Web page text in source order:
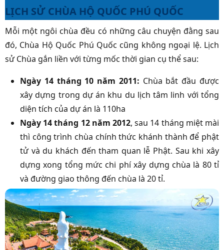
LỊCH SỬ CHÙA HỘ QUỐC PHÚ QUỐC
Mỗi một ngôi chùa đều có những câu chuyện đằng sau
đó, Chùa Hộ Quốc Phú Quốc cũng không ngoại lệ. Lịch
sử Chùa gắn liền với từng mốc thời gian cụ thể sau:
Ngày 14 tháng 10 năm 2011: Chùa bắt đầu được
xây dựng trong dự án khu du lịch tâm linh với tổng
diện tích của dự án là 110ha
Ngày 14 tháng 12 năm 2012, sau 14 tháng miệt mài
thì công trình chùa chính thức khánh thành để phật
tử và du khách đến tham quan lễ Phật. Sau khi xây
dựng xong tổng mức chi phí xây dựng chùa là 80 tỉ
và đường giao thông đến chùa là 20 tỉ.